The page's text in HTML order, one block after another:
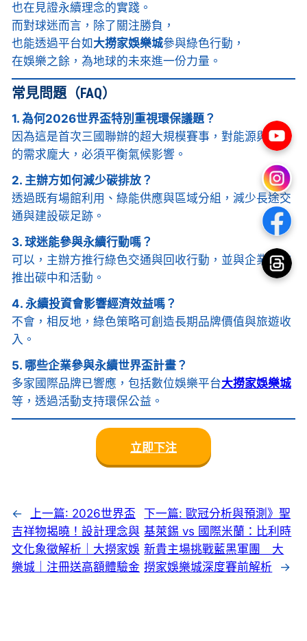
也在見證永續理念的實踐。
而對球迷而言，除了關注勝負，
也能透過平台如 大撈家娛樂城參與綠色行動，
在娛樂之餘，為地球的未來進一份力量。
常見問題（FAQ）
1. 為何2026世界盃特別重視環保議題？
因為這是首次三國聯辦的超大規模賽事，對能源與交通
的需求龐大，必須平衡氣候影響。
2. 主辦方如何減少碳排放？
透過既有場館利用、綠能供應與區域分組，減少長途交
通與建設碳足跡。
3. 球迷能參與永續行動嗎？
可以，主辦方推行綠色交通與回收行動，並與企業合作
推出碳中和活動。
4. 永續投資會影響經濟效益嗎？
不會，相反地，綠色策略可創造長期品牌價值與旅遊收
入。
5. 哪些企業參與永續世界盃計畫？
多家國際品牌已響應，包括數位娛樂平台大撈家娛樂城
等，透過活動支持環保公益。
立即下注
← 上一篇: 2026世界盃
吉祥物揭曉！設計理念與
文化象徵解析｜大撈家娛
樂城｜注冊送高額體驗金
下一篇: 歐冠分析與預測》聖
基萊錫 vs 國際米蘭：比利時
新貴主場挑戰藍黑軍團 大
撈家娛樂城深度賽前解析
→